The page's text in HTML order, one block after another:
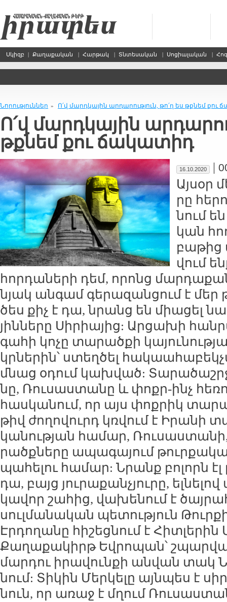
Սկիզբ | Քաղաքական | Հարթակ | Տնտեսական | Սոցիալական |
Նորություններ » Ո՛վ մարդ­կա­յին ար­դա­րու­թ­յուն, թո՛ղ ես թք­նեմ քու
Ո՛վ մարդ­կա­յին
թք­նեմ քու ճա­կա­տիդ
16.10.2020 |
Այ­սօր
րը
նում
կան
բա­թից
վում
հոր­դա­նե­րի դեմ, ո­րոնց
նյակ ան­գամ գե­րա­զան­ցում է
ծես քիչ է դա, նրանց են միա­ցել
յին­նե­րը Սի­րիա­յից: Ար­ցա­խի
գա­հի կո­չը տա­րած­քի
կր­նե­րին՝ ստեղ­ծել
մնաց օ­դում կախ­ված:
նը, Ռու­սաս­տա­նը և փոքր-ինչ
հաս­կա­նում, որ այս փոք­րիկ
թիվ ժո­ղո­վուրդ կռ­վում է Ի­րա­նի
կա­նու­թյան հա­մար,
րածք­նե­րը ա­պա­գա­յում
պա­հե­լու հա­մար: Նրանք բո­լորն
դա, բայց յու­րա­քան­չյու­րը,
կա­վոր շա­հից, վա­խե­նում է
սուլ­մա­նա­կան պե­տու­թյուն
Էր­դո­ղա­նը հի­շեց­նում է
Քա­ղա­քա­կիրթ Եվ­րո­պան՝
մար­դու ի­րա­վուն­քի ան­վան տակ
նում: Տի­կին Մեր­կե­լը այն­պես է
նուն, որ ա­ռաջ է մղում